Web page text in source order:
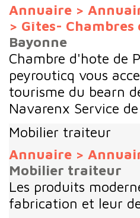
Annuaire >
> Gîtes- Chambres
Bayonne
Chambre d'hote de
peyrouticq vous
tourisme du bearn
Navarenx Service
Mobilier traiteur
Annuaire >
Mobilier traiteur
Les produits
fabrication et leur